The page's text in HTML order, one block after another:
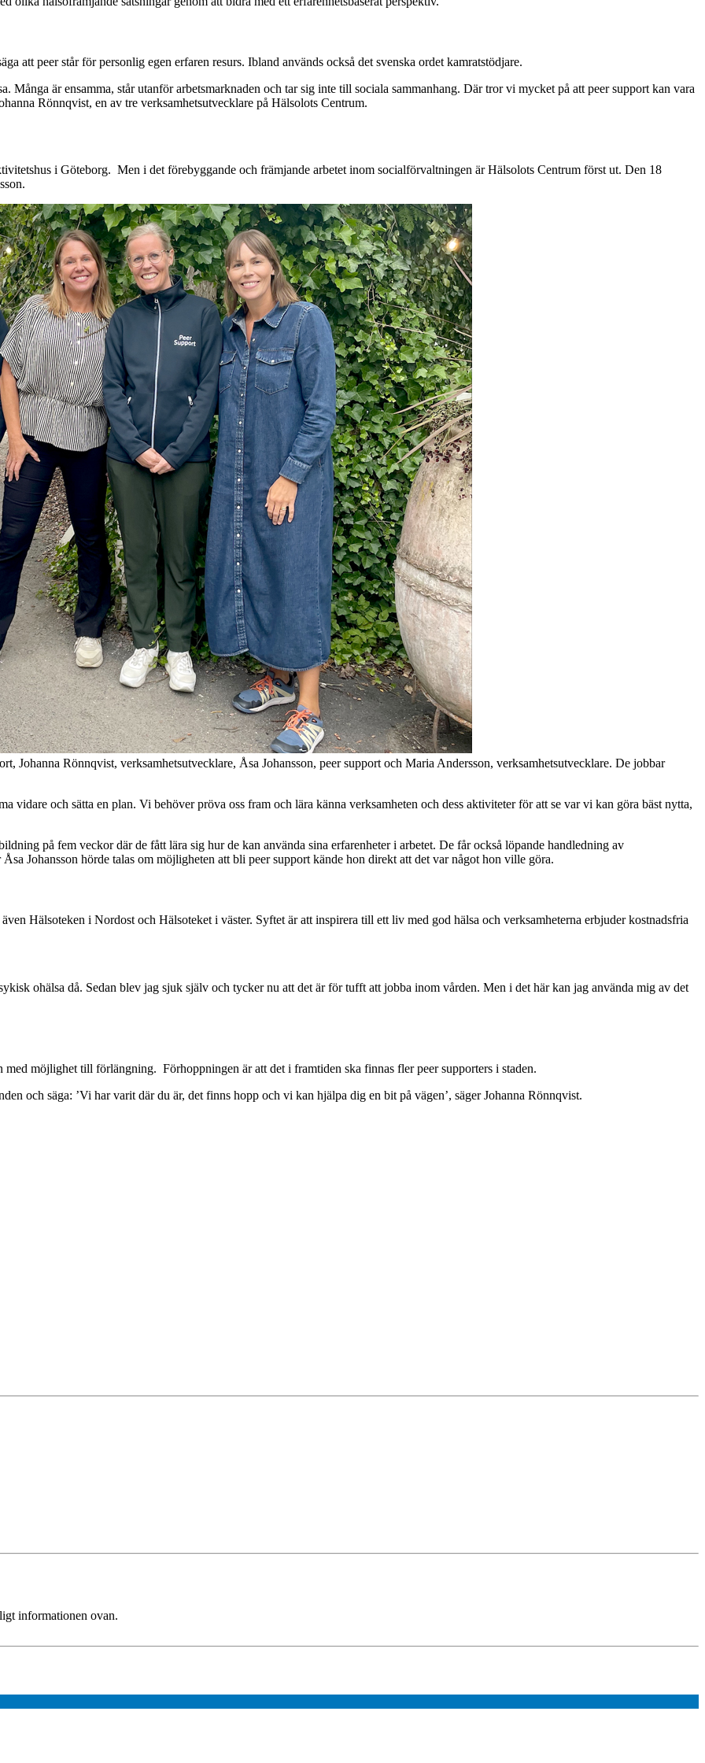
att peer står för personlig egen erfaren resurs. Ibland används också det svenska ordet kamratstödjare.
Många är ensamma, står utanför arbetsmarknaden och tar sig inte till sociala sammanhang. Där tror vi mycket på att peer support kan vara
Rönnqvist, en av tre verksamhetsutvecklare på Hälsolots Centrum.
i Göteborg. Men i det förebyggande och främjande arbetet inom socialförvaltningen är Hälsolots Centrum först ut. Den 18
Johanna Rönnqvist, verksamhetsutvecklare, Åsa Johansson, peer support och Maria Andersson, verksamhetsutvecklare. De jobbar
vidare och sätta en plan. Vi behöver pröva oss fram och lära känna verksamheten och dess aktiviteter för att se var vi kan göra bäst nytta,
på fem veckor där de fått lära sig hur de kan använda sina erfarenheter i arbetet. De får också löpande handledning av
Johansson hörde talas om möjligheten att bli peer support kände hon direkt att det var något hon ville göra.
Hälsoteken i Nordost och Hälsoteket i väster. Syftet är att inspirera till ett liv med god hälsa och verksamheterna erbjuder kostnadsfria
ohälsa då. Sedan blev jag sjuk själv och tycker nu att det är för tufft att jobba inom vården. Men i det här kan jag använda mig av det
möjlighet till förlängning. Förhoppningen är att det i framtiden ska finnas fler peer supporters i staden.
och säga: ’Vi har varit där du är, det finns hopp och vi kan hjälpa dig en bit på vägen’, säger Johanna Rönnqvist.
informationen ovan.